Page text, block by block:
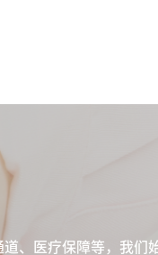
、医疗保障等，我们